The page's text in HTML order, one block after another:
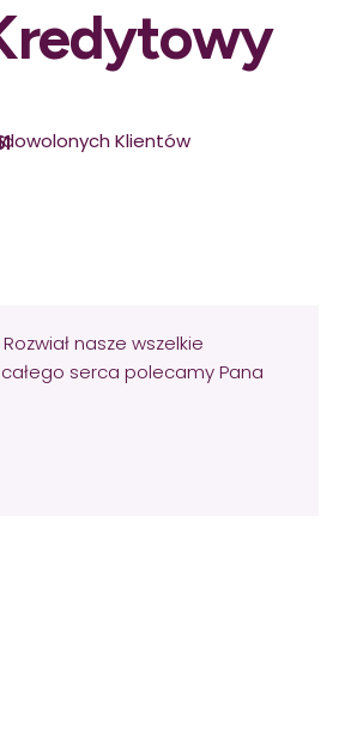
Klientów
nasze wszelkie
serca polecamy Pana